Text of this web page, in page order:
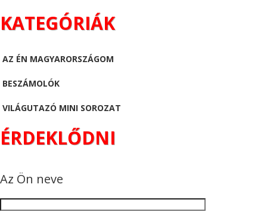
KATEGÓRIÁK
AZ ÉN MAGYARORSZÁGOM
BESZÁMOLÓK
VILÁGUTAZÓ MINI SOROZAT
ÉRDEKLŐDNI
Az Ön neve